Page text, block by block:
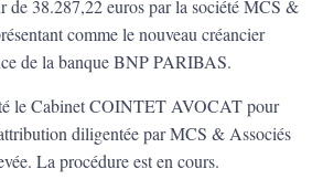
de 38.287,22 euros par la société MCS &
comme le nouveau créancier
de la banque BNP PARIBAS.
le Cabinet COINTET AVOCAT pour
diligentée par MCS & Associés
La procédure est en cours.